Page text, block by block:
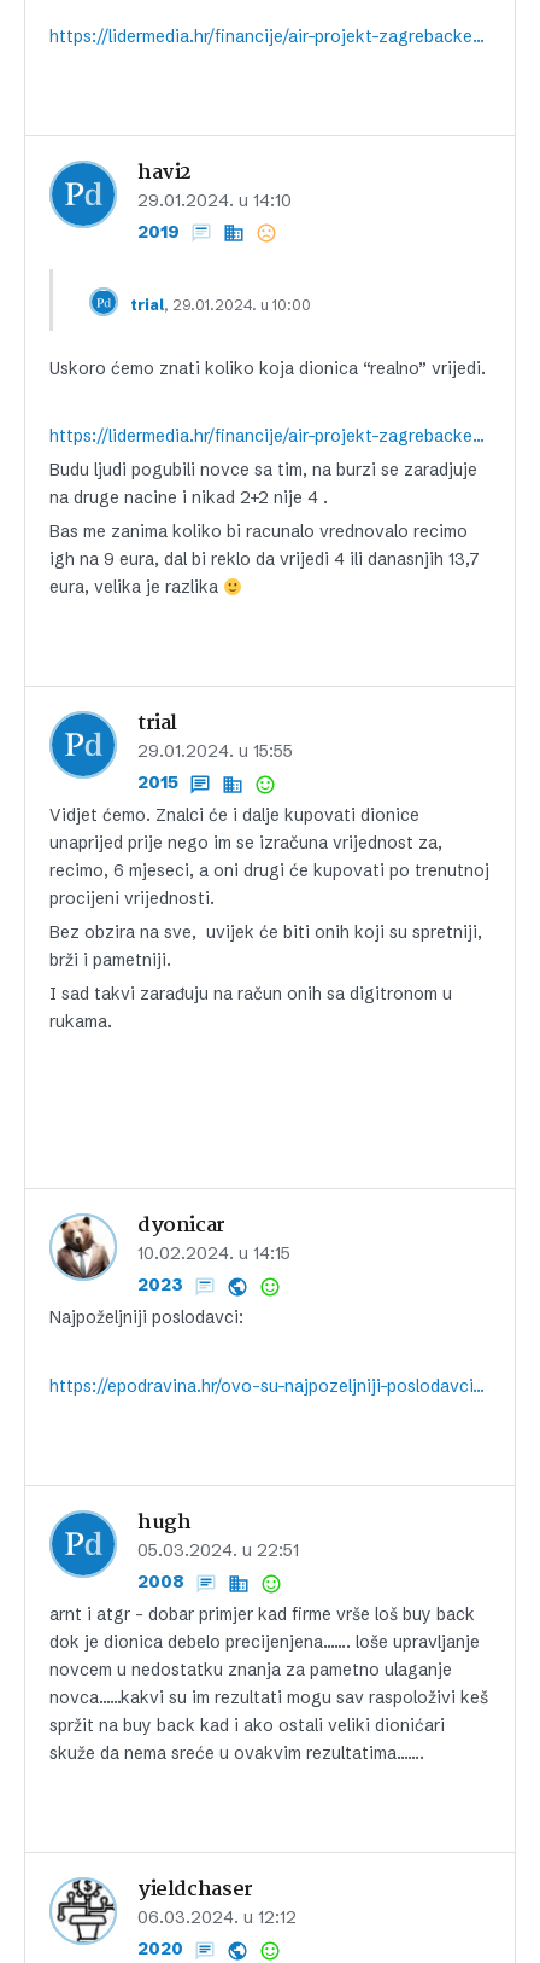
https://lidermedia.hr/financije/air-projekt-zagrebacke-burze-mogao-bi-biti-game-changer-na-trzistu-155259
havi2
29.01.2024. u 14:10
2019
trial, 29.01.2024. u 10:00
Uskoro ćemo znati koliko koja dionica “realno” vrijedi.
https://lidermedia.hr/financije/air-projekt-zagrebacke-burze-mogao-bi-biti-game-changer-na-trzistu-155259
Budu ljudi pogubili novce sa tim, na burzi se zaradjuje
na druge nacine i nikad 2+2 nije 4 .
Bas me zanima koliko bi racunalo vrednovalo recimo
igh na 9 eura, dal bi reklo da vrijedi 4 ili danasnjih 13,7
eura, velika je razlika
trial
29.01.2024. u 15:55
2015
Vidjet ćemo. Znalci će i dalje kupovati dionice
unaprijed prije nego im se izračuna vrijednost za,
recimo, 6 mjeseci, a oni drugi će kupovati po trenutnoj
procijeni vrijednosti.
Bez obzira na sve, uvijek će biti onih koji su spretniji,
brži i pametniji.
I sad takvi zarađuju na račun onih sa digitronom u
rukama.
dyonicar
10.02.2024. u 14:15
2023
Najpoželjniji poslodavci:
https://epodravina.hr/ovo-su-najpozeljniji-poslodavci-u-hrvatskoj-jedna-tvrtka-drzi-vrh-vec-14-godina/
hugh
05.03.2024. u 22:51
2008
arnt i atgr – dobar primjer kad firme vrše loš buy back
dok je dionica debelo precijenjena……. loše upravljanje
novcem u nedostatku znanja za pametno ulaganje
novca……kakvi su im rezultati mogu sav raspoloživi keš
spržit na buy back kad i ako ostali veliki dionićari
skuže da nema sreće u ovakvim rezultatima…….
yieldchaser
06.03.2024. u 12:12
2020